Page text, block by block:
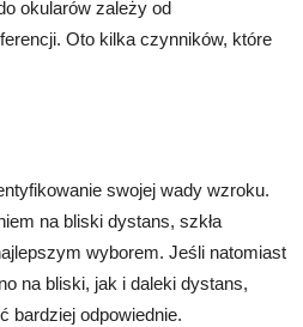
okularów zależy od
Oto kilka czynników, które
swojej wady wzroku.
na bliski dystans, szkła
wyborem. Jeśli natomiast
na bliski, jak i daleki dystans,
bardziej odpowiednie.